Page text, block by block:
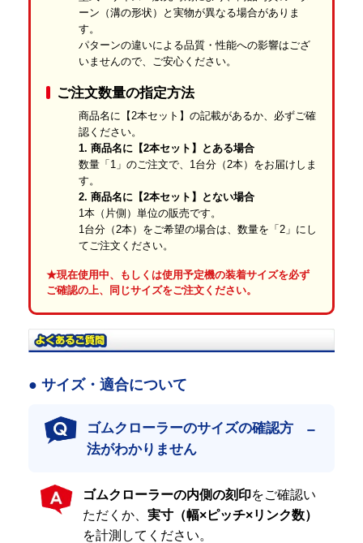
厳しい品質管理の徹底
当店のゴムクローラーは、国内トップクラスの社外品メーカーに
て、品質と生産において厳格な管理体制のもと、製造されたもの
です。
1本ずつプロの目で厳しく検品し、合格した商品だけを発送しま
です。
全国のプロ現場での確かな実績
日本全国の建設・土木会社様、大手リース・レンタル会社様、建
機ディーラー様に採用されている、信頼の「プロ仕様」製品で
低価格のみを追求し、品質に目をつぶった商品も販売できなくは
ありません。
しかしながら、高品質と低コストの両方を追求するプロの方々
は、その商品を絶対に受け入れません。
ーン（溝の形状）と実物が異なる場合がありま
す。
パターンの違いによる品質・性能への影響はござ
いませんので、ご安心ください。
ご注文数量の指定方法
商品名に【2本セット】の記載があるか、必ずご確
認ください。
1. 商品名に【2本セット】とある場合
数量「1」のご注文で、1台分（2本）をお届けしま
す。
2. 商品名に【2本セット】とない場合
1本（片側）単位の販売です。
1台分（2本）をご希望の場合は、数量を「2」にし
てご注文ください。
★現在使用中、もしくは使用予定機の装着サイズを必ず
ご確認の上、同じサイズをご注文ください。
● サイズ・適合について
ゴムクローラーのサイズの確認方
法がわかりません
ゴムクローラーの内側の刻印をご確認い
ただくか、 実寸（幅×ピッチ×リンク数）
を計測してください。